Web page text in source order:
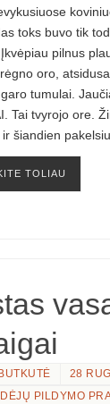
toks buvo tik
pilnus
oro,
tumulai.
Tai tvyrojo ore.
šiandien
TOLIAU
28
PILDYMO